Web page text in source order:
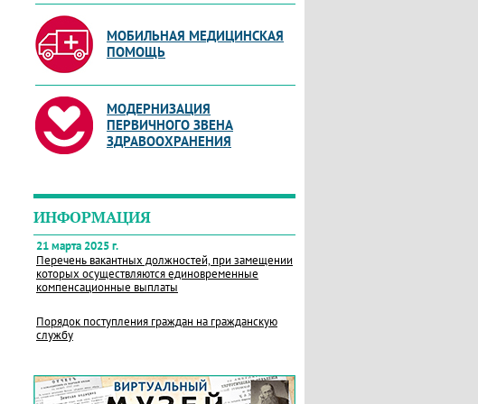
МОБИЛЬНАЯ МЕДИЦИНСКАЯ
ПОМОЩЬ
МОДЕРНИЗАЦИЯ
ПЕРВИЧНОГО ЗВЕНА
ЗДРАВООХРАНЕНИЯ
ИНФОРМАЦИЯ
21 марта 2025 г.
Перечень вакантных должностей, при замещении
которых осуществляются единовременные
компенсационные выплаты
Порядок поступления граждан на гражданскую
службу